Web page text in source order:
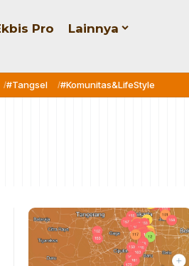
Pro Lainnya
#Tangsel #Komunitas&LifeStyle